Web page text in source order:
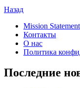
Назад
Mission Statement
Контакты
О нас
Политика
Последние